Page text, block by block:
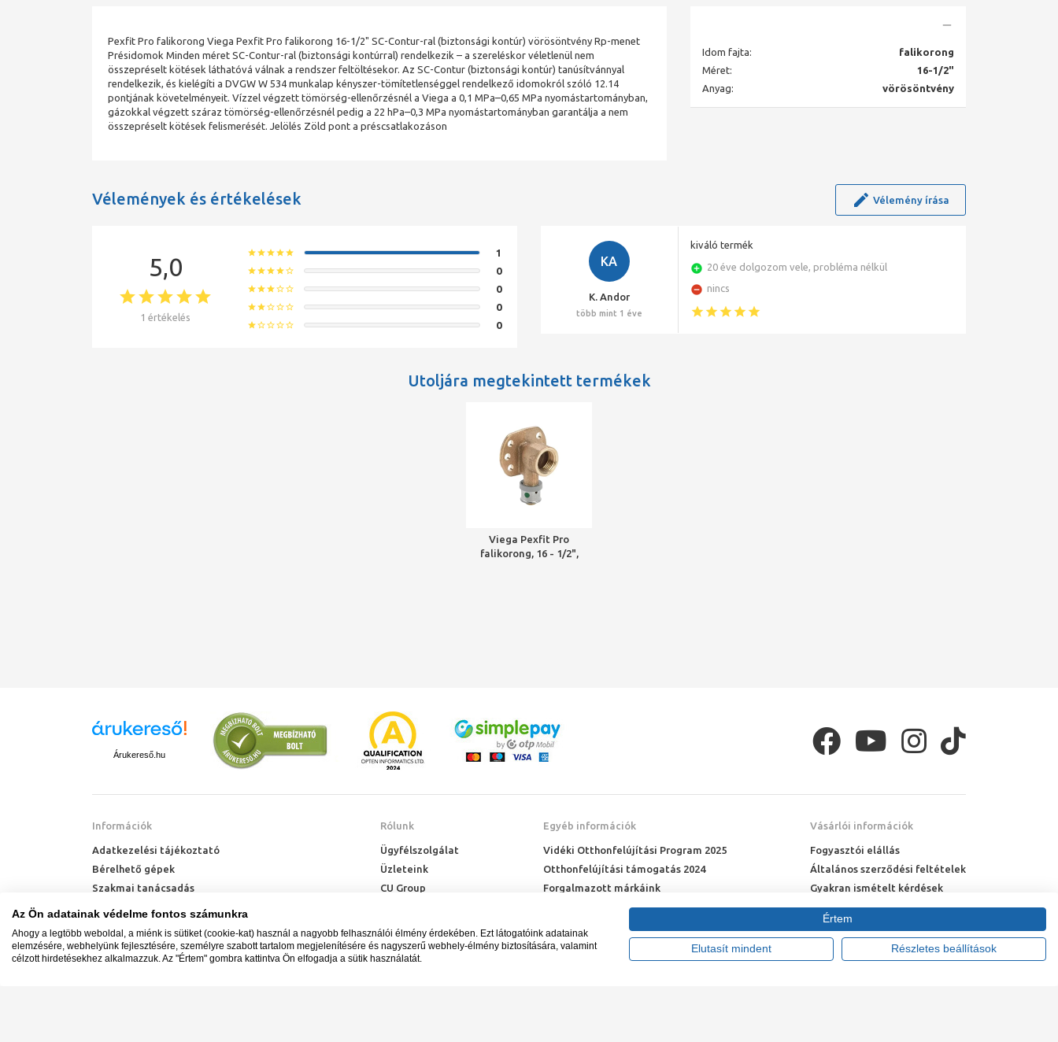
Pexfit Pro falikorong Viega Pexfit Pro falikorong 16-1/2" SC-Contur-ral (biztonsági kontúr) vörösöntvény Rp-menet
Présidomok Minden méret SC-Contur-ral (biztonsági kontúrral) rendelkezik – a szereléskor véletlenül nem
összepréselt kötések láthatóvá válnak a rendszer feltöltésekor. Az SC-Contur (biztonsági kontúr) tanúsítvánnyal
rendelkezik, és kielégíti a DVGW W 534 munkalap kényszer-tömítetlenséggel rendelkező idomokról szóló 12.14
pontjának követelményeit. Vízzel végzett tömörség-ellenőrzésnél a Viega a 0,1 MPa–0,65 MPa nyomástartományban,
gázokkal végzett száraz tömörség-ellenőrzésnél pedig a 22 hPa–0,3 MPa nyomástartományban garantálja a nem
összepréselt kötések felismerését. Jelölés Zöld pont a préscsatlakozáson
Idom fajta:
falikorong
Méret:
16-1/2"
Anyag:
vörösöntvény
Vélemények és értékelések Vélemény írása
5,0
1 értékelés
starstarstarstarstar 1
starstarstarstarstar_border 0
starstarstarstar_borderstar_border 0
starstarstar_borderstar_borderstar_border 0
starstar_borderstar_borderstar_borderstar_border 0
KA
K. Andor
több mint 1 éve
kiváló termék
20 éve dolgozom vele, probléma nélkül
nincs
Utoljára megtekintett termékek
Viega Pexfit Pro
falikorong, 16 - 1/2",
Árukereső.hu
Információk
Adatkezelési tájékoztató
Bérelhető gépek
Szakmai tanácsadás
Technik Cool Pro hőszivattyú tájékoztató
Hőszivattyú kalkulátor
Rólunk
Ügyfélszolgálat
Üzleteink
CU Group
Egyéb információk
Vidéki Otthonfelújítási Program 2025
Otthonfelújítási támogatás 2024
Forgalmazott márkáink
Adatkezelési kérelem
Vásárlói információk
Fogyasztói elállás
Általános szerződési feltételek
Gyakran ismételt kérdések
Online rendelés menete
Fizetési feltételek
Az Ön adatainak védelme fontos számunkra
Ahogy a legtöbb weboldal, a miénk is sütiket (cookie-kat) használ a nagyobb felhasználói élmény érdekében. Ezt látogatóink adatainak
elemzésére, webhelyünk fejlesztésére, személyre szabott tartalom megjelenítésére és nagyszerű webhely-élmény biztosítására, valamint
célzott hirdetésekhez alkalmazzuk. Az "Értem" gombra kattintva Ön elfogadja a sütik használatát.
Értem
Elutasít mindent Részletes beállítások